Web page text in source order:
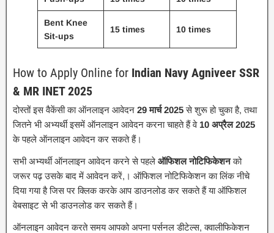
Bent Knee
Sit-ups
15 times 10 times
How to Apply Online for Indian Navy Agniveer SSR
& MR INET 2025
दोस्तों इस वैकेंसी का ऑनलाइन आवेदन 29 मार्च 2025से शुरू हो चुका है, तथा
जितने भी अभ्यर्थी इसमें ऑनलाइन आवेदन करना चाहते हैं वे 10 अप्रैल 2025
के पहले ऑनलाइन आवेदन कर सकते हैं।
सभी अभ्यर्थी ऑनलाइन आवेदन करने से पहले ऑफिशल नोटिफिकेशनको
जरूर पढ़ उसके बाद में आवेदन करें,। ऑफिशल नोटिफिकेशन का लिंक नीचे
दिया गया है जिस पर क्लिक करके आप डाउनलोड कर सकते हैं या ऑफिशल
वेबसाइट से भी डाउनलोड कर सकते हैं।
ऑनलाइन आवेदन करते समय आपको अपना पर्सनल डीटेल्स, क्वालीफिकेशन